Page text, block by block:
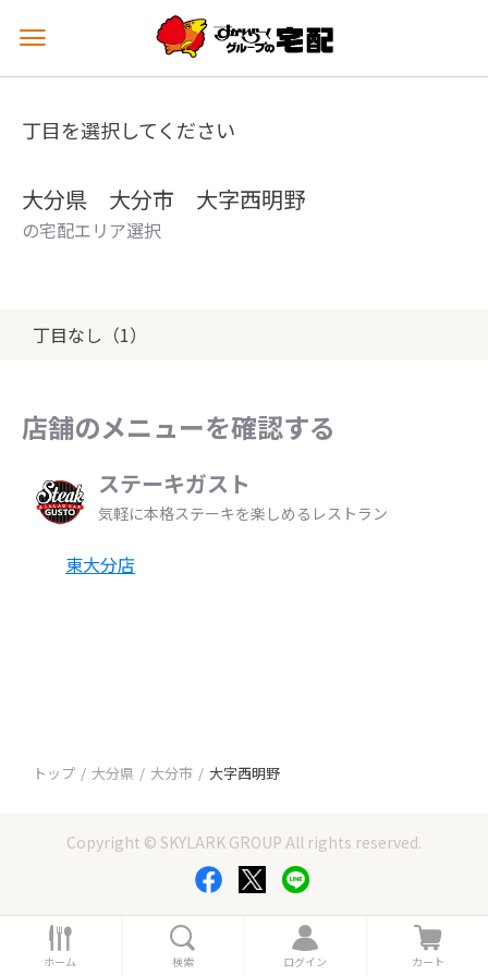
メ
ュ
を
丁目を選択してください
大分県 大分市 大字西明野
の宅配エリア選択
丁目なし（1）
店舗のメニューを確認する
ステーキガスト
気軽に本格ステーキを楽しめるレストラン
東大分店
トップ 大分県 大分市 大字西明野
Copyright © SKYLARK GROUP All rights reserved.
ホ
ー
ホーム 索
検索
ロ
グ
ログイン
カ
ー
カート